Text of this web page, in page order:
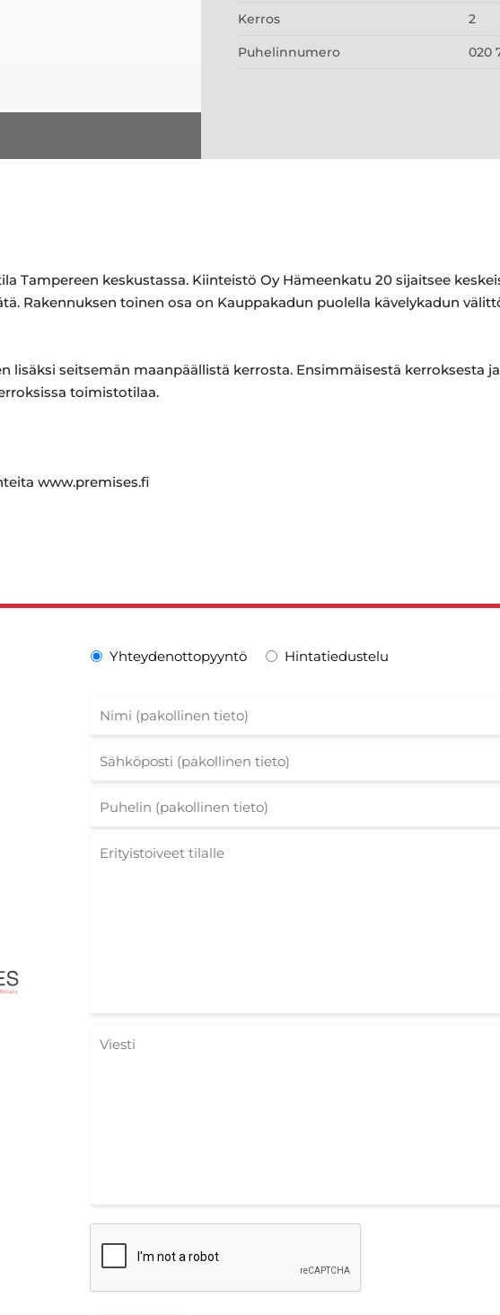
Kerros 2
Puhelinnumero 020
Tampereen keskustassa. Kiinteistö Oy Hämeenkatu 20 sijaitsee
Rakennuksen toinen osa on Kauppakadun puolella kävelykadun
lisäksi seitsemän maanpäällistä kerrosta. Ensimmäisestä kerroksesta
toimistotilaa.
www.premises.fi
Yhteydenottopyyntö Hintatiedustelu